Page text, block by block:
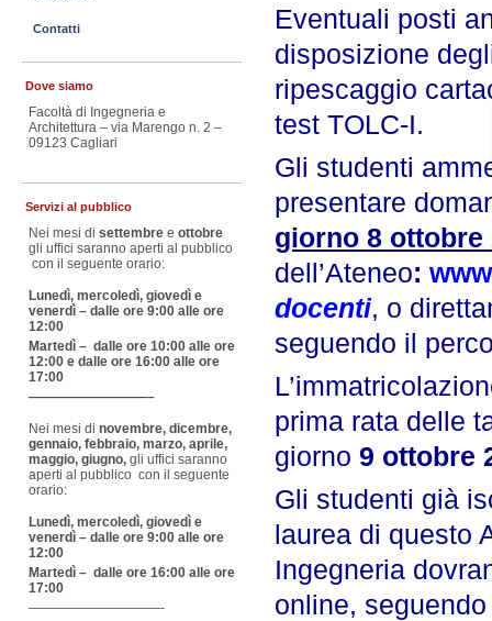
Eventuali posti
disposizione
ripescaggio
test TOLC-I.
Gli studenti
presentare
giorno 8 ottobre
dell’Ateneo:
docenti, o
seguendo il
prima rata delle
giorno 9 ottobre
Gli studenti già
laurea di questo
Ingegneria
online,
Contatti
Dove siamo
Facoltà di Ingegneria e
Architettura – via Marengo n. 2 –
09123 Cagliari
Servizi al pubblico
Nei mesi di settembre e ottobre
gli uffici saranno aperti al pubblico
con il seguente orario:
Lunedì, mercoledì, giovedì e
venerdì – dalle ore 9:00 alle ore
12:00
Martedì – dalle ore 10:00 alle ore
12:00 e dalle ore 16:00 alle ore
17:00
—————————–
Nei mesi di novembre, dicembre,
gennaio, febbraio, marzo, aprile,
maggio, giugno, gli uffici saranno
aperti al pubblico con il seguente
orario:
Lunedì, mercoledì, giovedì e
venerdì – dalle ore 9:00 alle ore
12:00
Martedì – dalle ore 16:00 alle ore
17:00
——————————-